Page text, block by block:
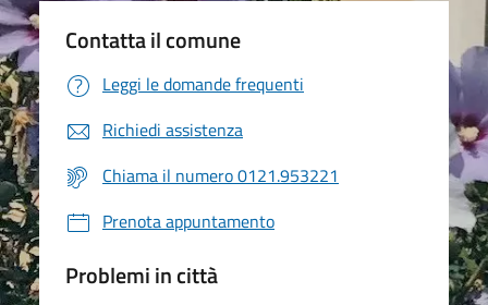
Contatta il comune
Leggi le domande frequenti
Richiedi assistenza
Chiama il numero 0121.953221
Prenota appuntamento
Problemi in città